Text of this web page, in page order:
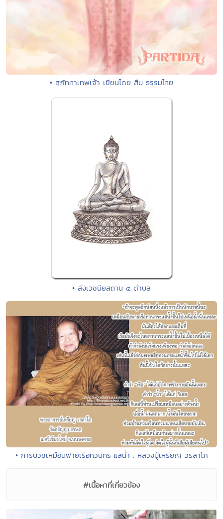
• สุภัททาเทพเจ้า เขียนโดย สืบ ธรรมไทย
• สังเวชนียสถาน ๔ ตำบล
• การบวชเหมือนพายเรือทวนกระแสน้ำ : หลวงปู่เหรียญ วรลาโภ
#เนื้อหาที่เกี่ยวข้อง